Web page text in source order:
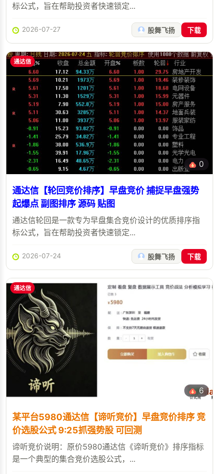
标公式，旨在帮助投资者快速锁定...
2026-07-27 股舞飞扬 下载
通达信
0
通达信【轮回竞价排序】早盘竞价 捕捉早盘强势
起爆点 副图排序 源码 贴图
通达信轮回是一款专为早盘集合竞价设计的优质排序指
标公式，旨在帮助投资者快速锁定...
2026-07-24 股舞飞扬 下载
通达信
6
某平台5980通达信【谛听竞价】早盘竞价排序 竞
价选股公式 9:25抓强势股 可回测
谛听竞价说明：原价5980通达信《谛听竞价》排序指标
是一个典型的集合竞价选股公式，...